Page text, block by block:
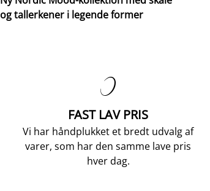
og tallerkener i legende former

FAST LAV PRIS
Vi har håndplukket et bredt udvalg af
varer, som har den samme lave pris
hver dag.